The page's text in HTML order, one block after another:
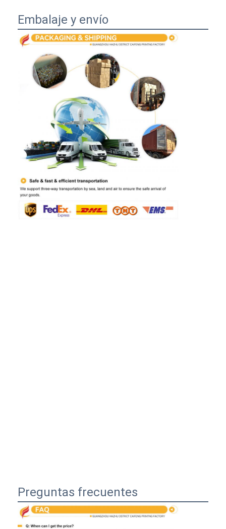
Embalaje y envío
Preguntas frecuentes